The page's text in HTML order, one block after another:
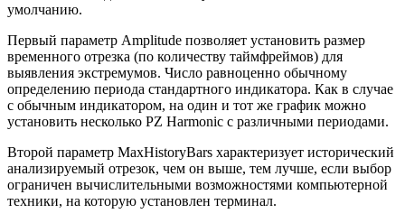
умолчанию.
Первый параметр Amplitude позволяет установить размер
временного отрезка (по количеству таймфреймов) для
выявления экстремумов. Число равноценно обычному
определению периода стандартного индикатора. Как в случае
с обычным индикатором, на один и тот же график можно
установить несколько PZ Harmonic с различными периодами.
Второй параметр MaxHistoryBars характеризует исторический
анализируемый отрезок, чем он выше, тем лучше, если выбор
ограничен вычислительными возможностями компьютерной
техники, на которую установлен терминал.